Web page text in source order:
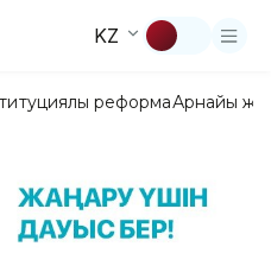
KZ
реформаАрнайы